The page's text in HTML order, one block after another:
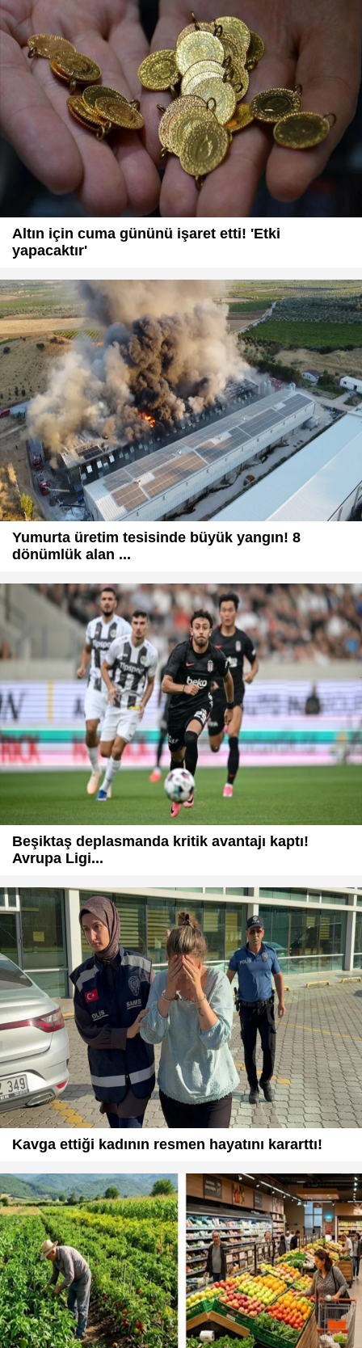
Altın için cuma gününü işaret etti! 'Etki
yapacaktır'
Yumurta üretim tesisinde büyük yangın! 8
dönümlük alan ...
Beşiktaş deplasmanda kritik avantajı kaptı!
Avrupa Ligi...
Kavga ettiği kadının resmen hayatını kararttı!